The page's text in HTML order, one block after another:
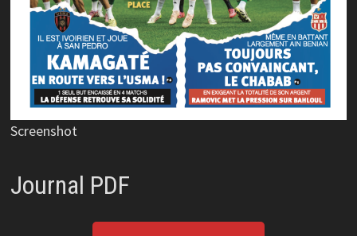
Screenshot
Journal PDF